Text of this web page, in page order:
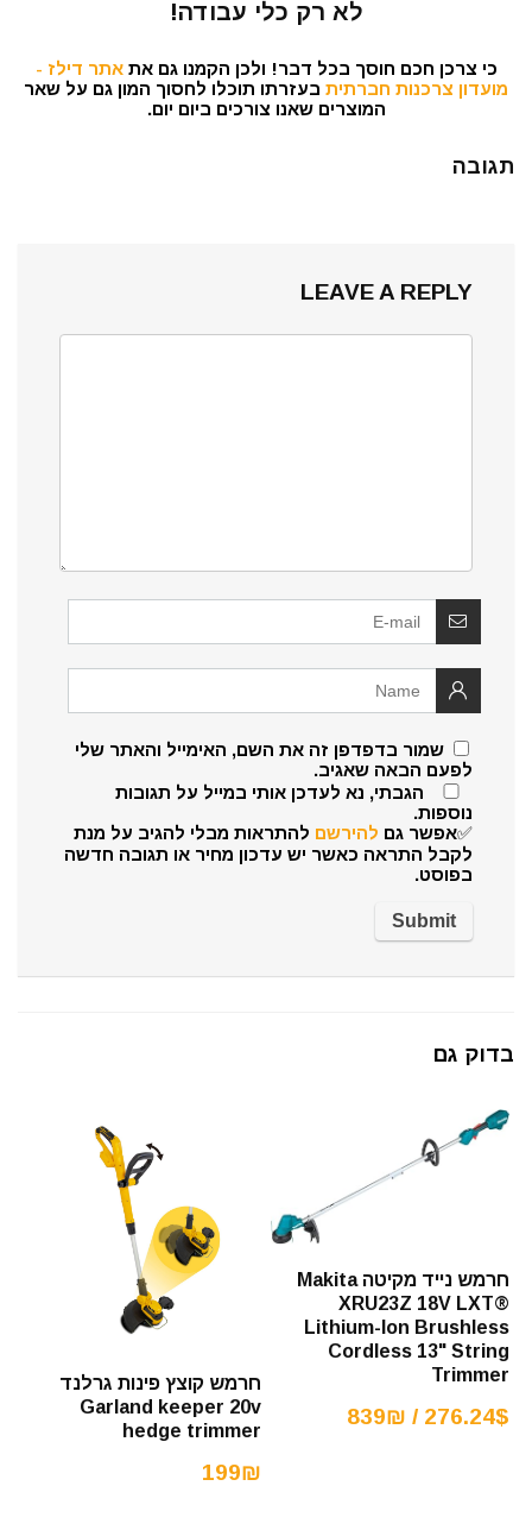
לא רק כלי עבודה!
כי צרכן חכם חוסך בכל דבר! ולכן הקמנו גם אתאתר דילז -
מועדון צרכנות חברתית בעזרתו תוכלו לחסוך המון גם על שאר
המוצרים שאנו צורכים ביום יום.
תגובה
LEAVE A REPLY
שמור בדפדפן זה את השם, האימייל והאתר שלי
לפעם הבאה שאגיב.
הגבתי, נא לעדכן אותי במייל על תגובות
נוספות.
✅אפשר גם להירשם להתראות מבלי להגיב על מנת
לקבל התראה כאשר יש עדכון מחיר או תגובה חדשה
בפוסט.
בדוק גם
חרמש נייד מקיטה Makita
XRU23Z 18V LXT®
Lithium-Ion Brushless
Cordless 13" String
Trimmer
276.24$ / 839₪
חרמש קוצץ פינות גרלנד
Garland keeper 20v
hedge trimmer
199₪